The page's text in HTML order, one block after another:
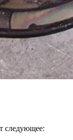
следующее: